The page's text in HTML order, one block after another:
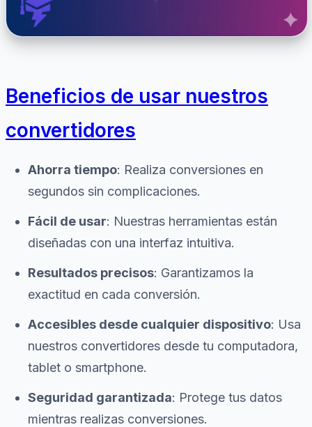
Beneficios de usar nuestros
convertidores
Ahorra tiempo: Realiza conversiones en
segundos sin complicaciones.
Fácil de usar: Nuestras herramientas están
diseñadas con una interfaz intuitiva.
Resultados precisos: Garantizamos la
exactitud en cada conversión.
Accesibles desde cualquier dispositivo: Usa
nuestros convertidores desde tu computadora,
tablet o smartphone.
Seguridad garantizada: Protege tus datos
mientras realizas conversiones.